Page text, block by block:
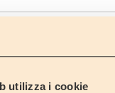
utilizza i cookie